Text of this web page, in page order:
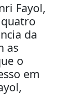
Fayol,
da
as
o
em